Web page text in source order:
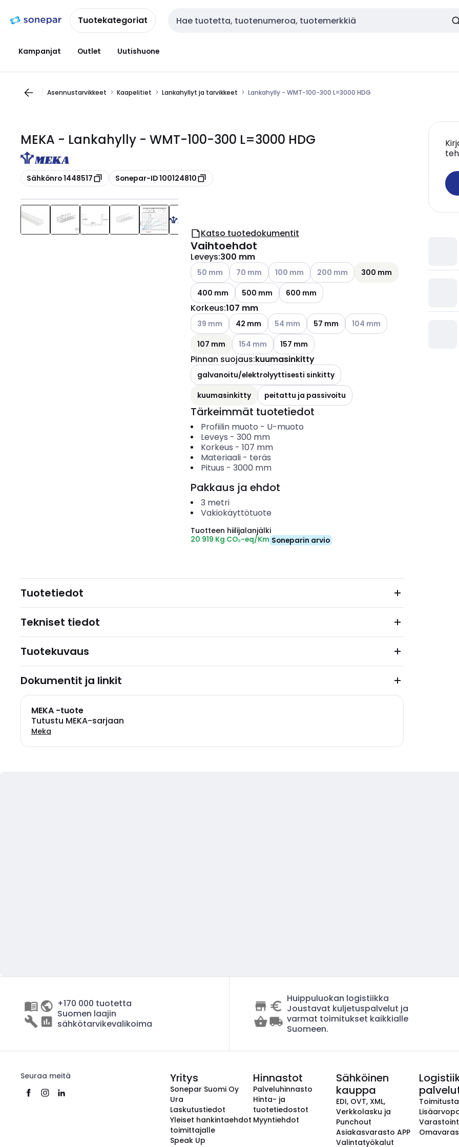
navigointiinsisältöönTuotekategoriat Haku
Kampanjat Outlet Uutishuone
Asennustarvikkeet Kaapelitiet Lankahyllyt ja tarvikkeet Lankahylly - WMT-100-300 L=3000 HDG
MEKA - Lankahylly - WMT-100-300 L=3000 HDG
Kopioi
Sähkönro 1448517 Kopioi
Sonepar-ID 100124810
Katso tuotedokumentit
Vaihtoehdot
Leveys:300 mm
Katso käytettävissä olevat vaihtoehdot
50 mm Katso käytettävissä olevat vaihtoehdot
70 mm Katso käytettävissä olevat vaihtoehdot
100 mm Katso käytettävissä olevat vaihtoehdot
200 mm
300 mm
400 mm
500 mm 600 mm
Korkeus:107 mm
Katso käytettävissä olevat vaihtoehdot
39 mm 42 mm Katso käytettävissä olevat vaihtoehdot
54 mm 57 mm Katso käytettävissä olevat
104 mm
107 mm
Katso käytettävissä olevat vaihtoehdot
154 mm 157 mm
Pinnan suojaus:kuumasinkitty
galvanoitu/elektrolyyttisesti sinkitty
kuumasinkitty
peitattu ja passivoitu
Tärkeimmät tuotetiedot
Profiilin muoto - U-muoto
Leveys - 300 mm
Korkeus - 107 mm
Materiaali- teräs
Pituus - 3000 mm
Pakkaus ja ehdot
3 metri
Vakiokäyttötuote
Tuotteen hiilijalanjälki
20 919 Kg CO₂-eq/Km Soneparin arvio
Tuotetiedot
Tekniset tiedot
Tuotekuvaus
Dokumentit ja linkit
MEKA -tuote
Tutustu MEKA-sarjaan
Meka
+170 000 tuotetta
Suomen laajin
sähkötarvikevalikoima
Huippuluokan logistiikka
Joustavat kuljetuspalvelut ja
varmat toimitukset kaikkialle
Suomeen.
Seuraa meitä Yritys
Sonepar Suomi Oy
Ura
Laskutustiedot
Yleiset hankintaehdot
toimittajalle
Speak Up
Hinnastot
Palveluhinnasto
Hinta- ja
tuotetiedostot
Myyntiehdot
Sähköinen
kauppa
EDI, OVT, XML,
Verkkolasku ja
Punchout
Asiakasvarasto APP
Valintatyökalut